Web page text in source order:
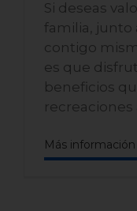
Si deseas
familia, junto
contigo
es que
beneficios
recreaciones
Más información